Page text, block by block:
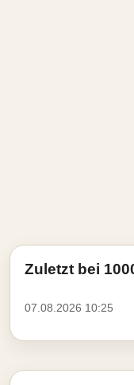
Zuletzt bei
07.08.2026 10:25